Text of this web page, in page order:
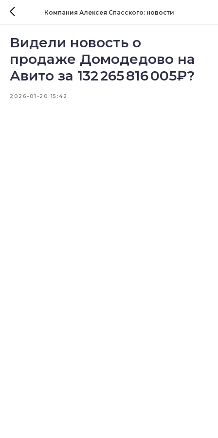
Компания Алексея Спасского: новости
Видели новость о
продаже Домодедово на
Авито за 132 265 816 005₽?
2026-01-20 15:42